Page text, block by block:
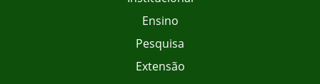
Ensino
Pesquisa
Extensão